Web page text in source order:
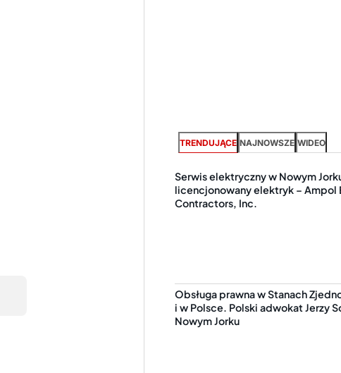
TRENDUJĄCE NAJNOWSZE WIDEO
Serwis elektryczny w Nowym
licencjonowany elektryk – Ampol
Contractors, Inc.
Obsługa prawna w Stanach
i w Polsce. Polski adwokat Jerzy
Nowym Jorku